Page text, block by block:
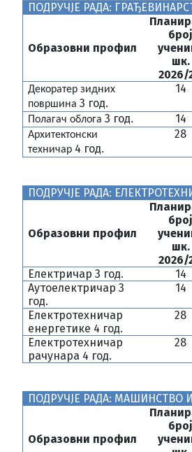
ПОДРУЧЈЕ РАДА:
Образовни профил
број
шк.
2026/
Декоратер зидних
површина 3 год.
14
Полагач облога 3 год. 14
Архитектонски
техничар 4 год.
28
ПОДРУЧЈЕ РАДА:
Образовни профил
број
шк.
2026/
Електричар 3 год.
14
Аутоелектричар 3
год.
14
Електротехничар
енергетике 4 год.
28
Електротехничар
рачунара 4 год.
28
ПОДРУЧЈЕ РАДА: МАШИНСТВО
Образовни профил
број